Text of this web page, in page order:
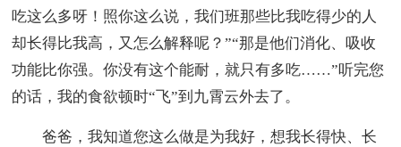
吃这么多呀！照你这么说，我们班那些比我吃得少的人
却长得比我高，又怎么解释呢？”“那是他们消化、吸收
功能比你强。你没有这个能耐，就只有多吃……”听完您
的话，我的食欲顿时“飞”到九霄云外去了。
爸爸，我知道您这么做是为我好，想我长得快、长